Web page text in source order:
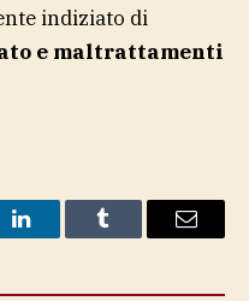
indiziato di
e maltrattamenti
LinkedInTumblr Email